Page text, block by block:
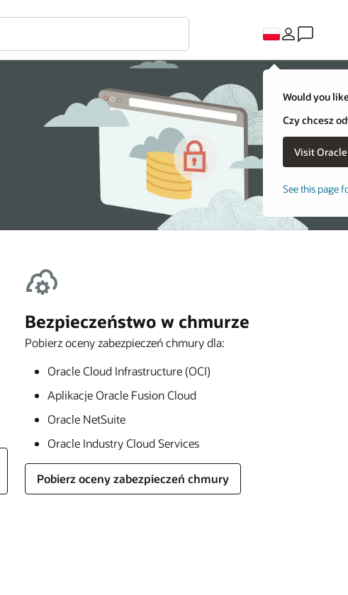
Would you
Czy chcesz
See this page
Bezpieczeństwo w chmurze
Pobierz oceny zabezpieczeń chmury dla:
Oracle Cloud Infrastructure (OCI)
Aplikacje Oracle Fusion Cloud
Oracle NetSuite
Oracle Industry Cloud Services
Pobierz oceny zabezpieczeń chmury